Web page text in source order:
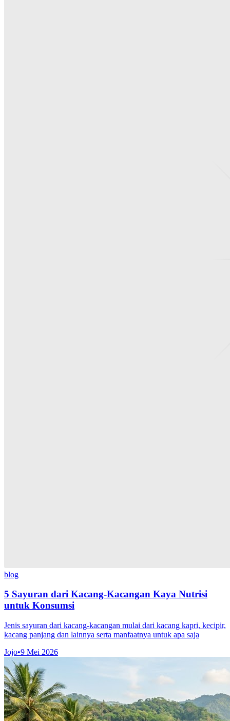
blog
5 Sayuran dari Kacang-Kacangan Kaya Nutrisi
untuk Konsumsi
Jenis sayuran dari kacang-kacangan mulai dari kacang kapri, kecipir,
kacang panjang dan lainnya serta manfaatnya untuk apa saja
Jojo•9 Mei 2026